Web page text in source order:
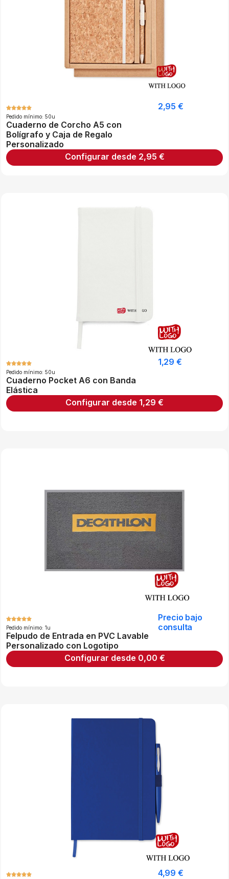
Pedido mínimo: 50u
Cuaderno de Corcho A5 con
Bolígrafo y Caja de Regalo
Personalizado
2,95 €
Configurar desde 2,95 €
Pedido mínimo: 50u
Cuaderno Pocket A6 con Banda
Elástica
1,29 €
Configurar desde 1,29 €
Pedido mínimo: 1u
Felpudo de Entrada en PVC Lavable
Personalizado con Logotipo
Precio bajo
consulta
Configurar desde 0,00 €
4,99 €